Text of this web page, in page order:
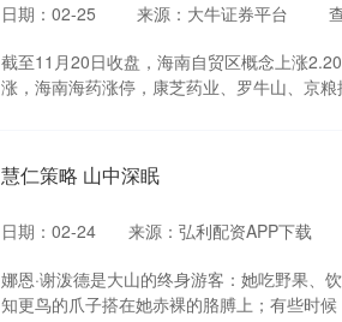
日期：02-25 来源：大牛证券平台
截至11月20日收盘，海南自贸区概念上涨
涨，海南海药涨停，康芝药业、罗牛山、京
慧仁策略 山中深眠
日期：02-24 来源：弘利配资APP下载
娜恩·谢泼德是大山的终身游客：她吃野果、
知更鸟的爪子搭在她赤裸的胳膊上；有些时